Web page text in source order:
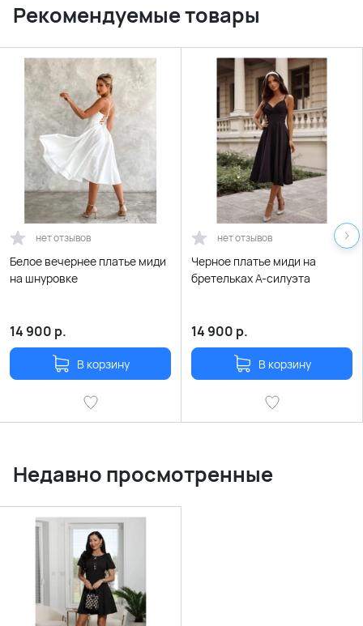
Рекомендуемые товары
нет отзывов
Белое вечернее платье миди
на шнуровке
14 900 р.
В корзину
нет отзывов
Черное платье миди на
бретельках А-силуэта
14 900 р.
В корзину
Недавно просмотренные